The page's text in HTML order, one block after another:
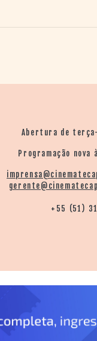
Abertura de
Programação
+55 (51)